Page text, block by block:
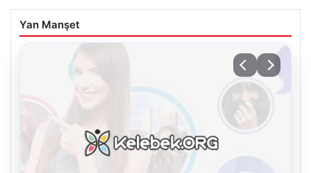
Yan Manşet